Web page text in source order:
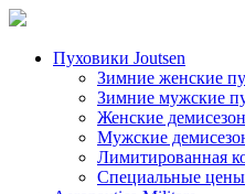
Пуховики Joutsen
Зимние женские
Зимние мужские
Женские
Мужские
Лимитированная
Специальные цены